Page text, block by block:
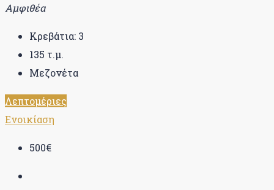
Αμφιθέα
Κρεβάτια: 3
135 τ.μ.
Μεζονέτα
Λεπτομέριες
Ενοικίαση
500€